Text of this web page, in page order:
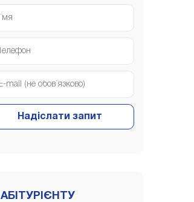
Надіслати запит
АБІТУРІЄНТУ